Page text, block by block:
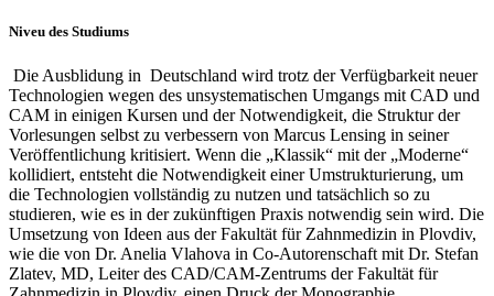
Niveu des Studiums
Die Ausblidung in Deutschland wird trotz der Verfügbarkeit neuer
Technologien wegen des unsystematischen Umgangs mit CAD und
CAM in einigen Kursen und der Notwendigkeit, die Struktur der
Vorlesungen selbst zu verbessern von Marcus Lensing in seiner
Veröffentlichung kritisiert. Wenn die „Klassik“ mit der „Moderne“
kollidiert, entsteht die Notwendigkeit einer Umstrukturierung, um
die Technologien vollständig zu nutzen und tatsächlich so zu
studieren, wie es in der zukünftigen Praxis notwendig sein wird. Die
Umsetzung von Ideen aus der Fakultät für Zahnmedizin in Plovdiv,
wie die von Dr. Anelia Vlahova in Co-Autorenschaft mit Dr. Stefan
Zlatev, MD, Leiter des CAD/CAM-Zentrums der Fakultät für